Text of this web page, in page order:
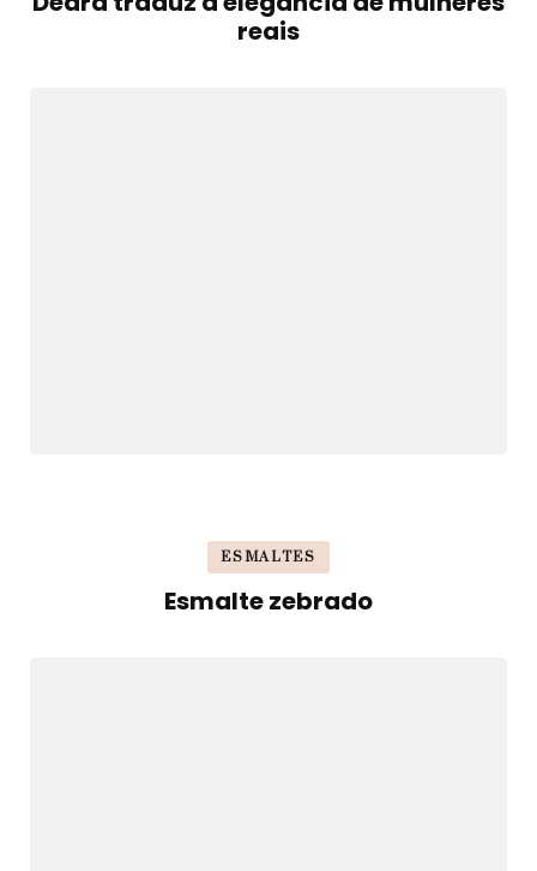
reais
ESMALTES
Esmalte zebrado